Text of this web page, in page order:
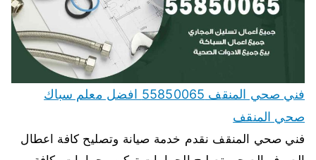
فني صحي المنقف 55850065 افضل معلم سباك
صحي المنقف
فني صحي المنقف نقدم خدمة صيانة وتصليح كافة اعطال